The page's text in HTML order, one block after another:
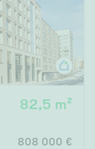
82,5 m²
808 000 €